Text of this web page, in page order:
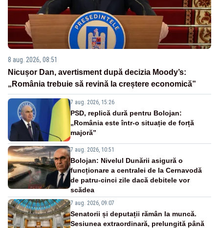
8 aug. 2026, 08:51
Nicușor Dan, avertisment după decizia Moody’s:
„România trebuie să revină la creștere economică”
7 aug. 2026, 15:26
PSD, replică dură pentru Bolojan:
„România este într-o situație de forță
majoră”
7 aug. 2026, 10:51
Bolojan: Nivelul Dunării asigură o
funcționare a centralei de la Cernavodă
de patru-cinci zile dacă debitele vor
scădea
7 aug. 2026, 09:07
Senatorii și deputații rămân la muncă.
Sesiunea extraordinară, prelungită până